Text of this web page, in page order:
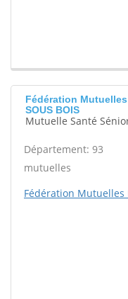
Fédération Mutuelles
SOUS BOIS
Mutuelle Santé
Département: 93
mutuelles
Fédération Mutuelles